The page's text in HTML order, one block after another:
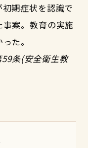
期症状を認識で
案。教育の実施
た。
条(安全衛生教